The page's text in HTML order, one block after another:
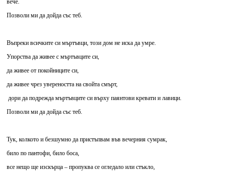
вече.
Позволи ми да дойда със теб.
Въпреки всичките си мъртъвци, този дом не иска да умре.
Упорства да живее с мъртъвците си,
да живее от покойниците си,
да живее чрез увереността на свойта смърт,
дори да подрежда мъртъвците си върху паянтови кревати и лавици.
Позволи ми да дойда със теб.
Тук, колкото и безшумно да пристъпвам във вечерния сумрак,
било по пантофи, било боса,
все нещо ще изскърца – пропуква се огледало или стъкло,